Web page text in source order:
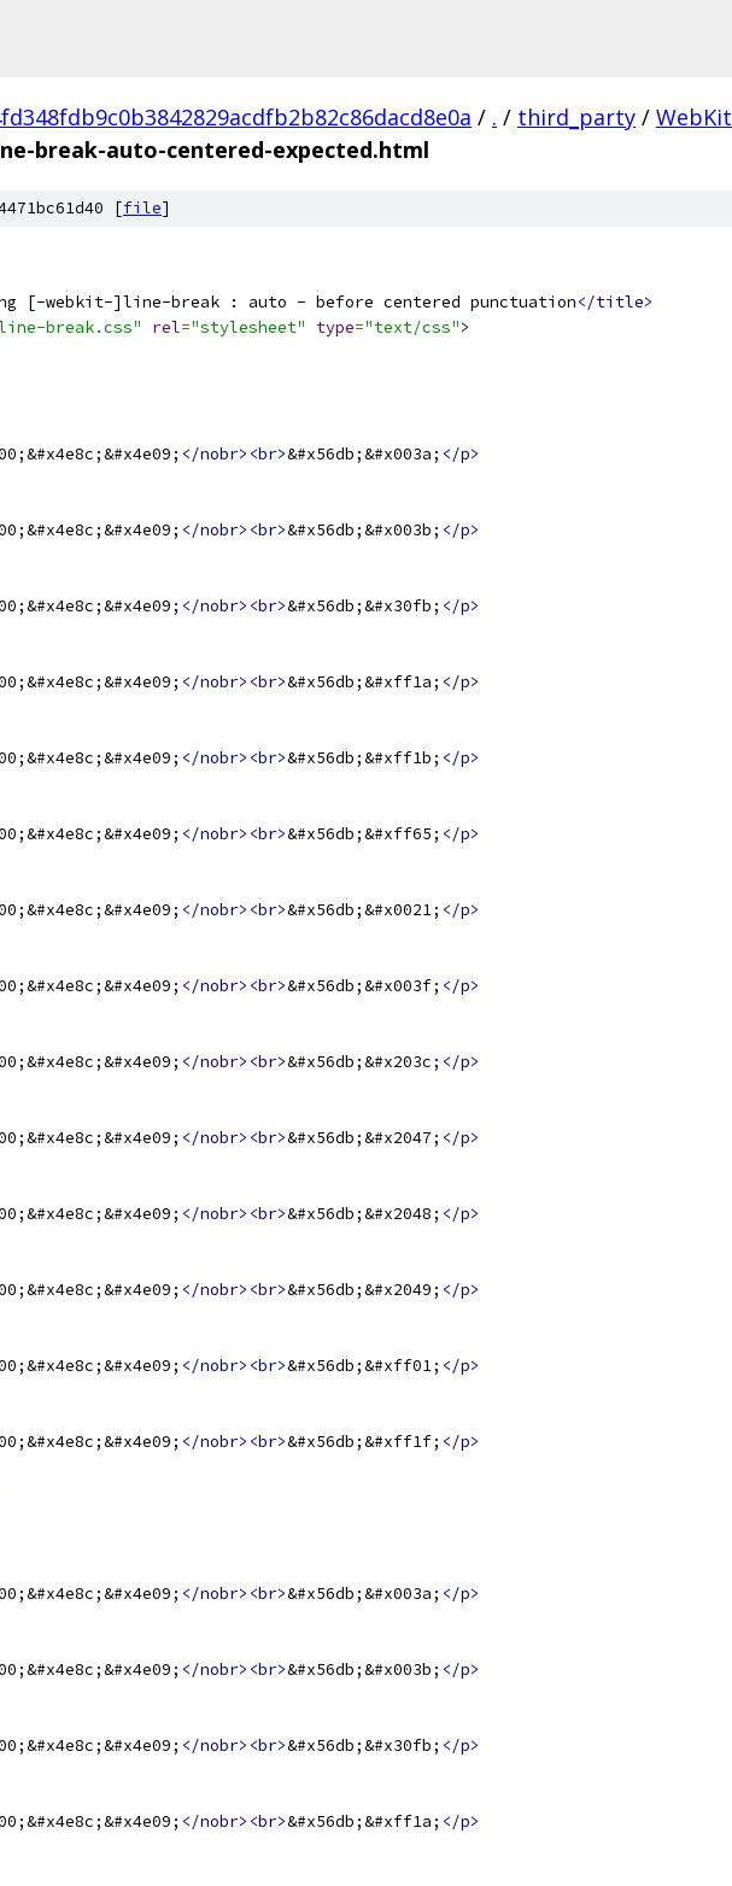
/ . / third_party / WebKit
break-auto-centered-expected.html
[file]
[-webkit-]line-break : auto - before centered punctuation</title>
break.css" rel="stylesheet" type="text/css">
</nobr><br>&#x56db;&#x003a; </p>
</nobr><br>&#x56db;&#x003b; </p>
</nobr><br>&#x56db;&#x30fb; </p>
</nobr><br>&#x56db;&#xff1a; </p>
</nobr><br>&#x56db;&#xff1b; </p>
</nobr><br>&#x56db;&#xff65; </p>
</nobr><br>&#x56db;&#x0021; </p>
</nobr><br>&#x56db;&#x003f; </p>
</nobr><br>&#x56db;&#x203c; </p>
</nobr><br>&#x56db;&#x2047; </p>
</nobr><br>&#x56db;&#x2048; </p>
</nobr><br>&#x56db;&#x2049; </p>
</nobr><br>&#x56db;&#xff01; </p>
</nobr><br>&#x56db;&#xff1f; </p>
</nobr><br>&#x56db;&#x003a; </p>
</nobr><br>&#x56db;&#x003b; </p>
</nobr><br>&#x56db;&#x30fb; </p>
</nobr><br>&#x56db;&#xff1a; </p>